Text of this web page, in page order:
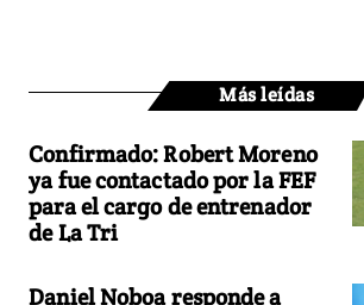
Más leídas
Confirmado: Robert Moreno
ya fue contactado por la FEF
para el cargo de entrenador
de La Tri
Daniel Noboa responde a